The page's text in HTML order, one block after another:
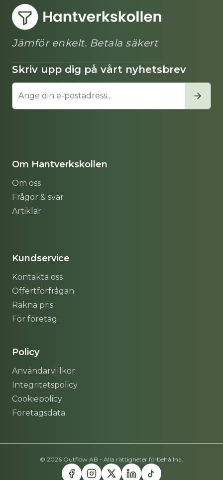
Jämför enkelt. Betala säkert
Skriv upp dig på vårt nyhetsbrev
Om Hantverkskollen
Om oss
Frågor & svar
Artiklar
Kundservice
Kontakta oss
Offertförfrågan
Räkna pris
För företag
Policy
Användarvillkor
Integritetspolicy
Cookiepolicy
Företagsdata
© 2026 Outflow AB - Alla rättigheter förbehållna.